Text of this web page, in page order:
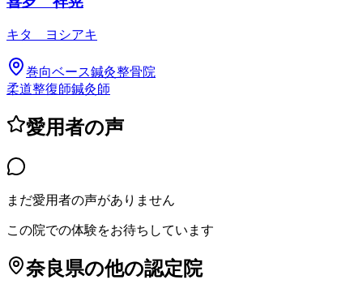
キタ ヨシアキ
巻向ベース鍼灸整骨院
柔道整復師鍼灸師
愛用者の声
まだ愛用者の声がありません
この院での体験をお待ちしています
奈良県の他の認定院